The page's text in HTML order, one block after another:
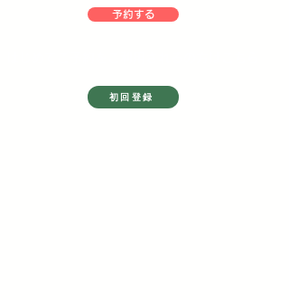
予約する
初回登録